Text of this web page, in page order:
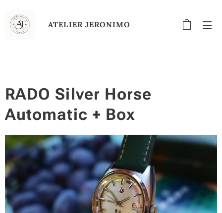
ATELIER JERONIMO
RADO Silver Horse
Automatic + Box